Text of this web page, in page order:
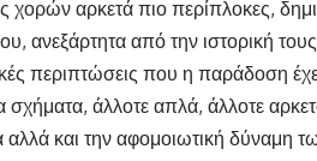
χορών αρκετά πιο περίπλοκες,
ανεξάρτητα από την ιστορική
περιπτώσεις που η παράδοση
σχήματα, άλλοτε απλά, άλλοτε
αλλά και την αφομοιωτική δύναμη